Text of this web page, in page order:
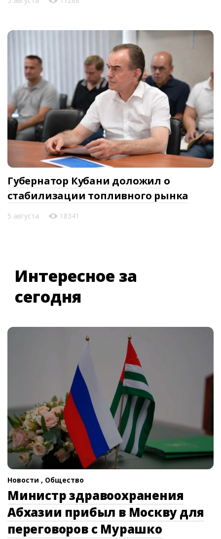
Губернатор Кубани доложил о
стабилизации топливного рынка
5 августа 18341
Интересное за
сегодня
Новости , Общество
Министр здравоохранения
Абхазии прибыл в Москву для
переговоров с Мурашко